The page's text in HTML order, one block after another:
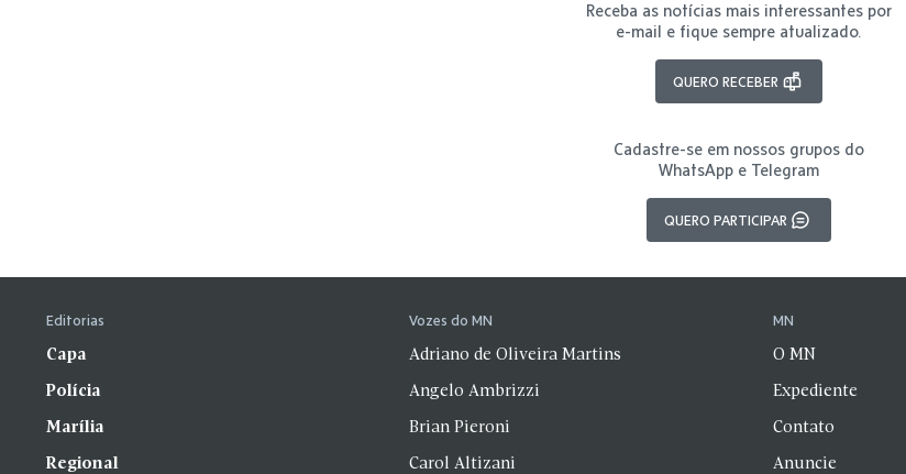
Receba as notícias mais interessantes por
e-mail e fique sempre atualizado.
QUERO RECEBER
Cadastre-se em nossos grupos do
WhatsApp e Telegram
QUERO PARTICIPAR
Editorias
Capa
Polícia
Marília
Regional
Vozes do MN
Adriano de Oliveira Martins
Angelo Ambrizzi
Brian Pieroni
Carol Altizani
MN
O MN
Expediente
Contato
Anuncie